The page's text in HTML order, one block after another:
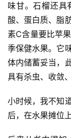
味甘。石榴还具
酸、蛋白质、脂
素C含量要比苹
季保健水果。它
体内储蓄妥当，
具有杀虫、收敛
小时候，我不知
后，在水果摊位